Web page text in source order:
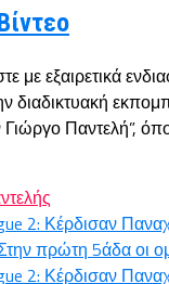
με εξαιρετικά
διαδικτυακή
Παντελή”,